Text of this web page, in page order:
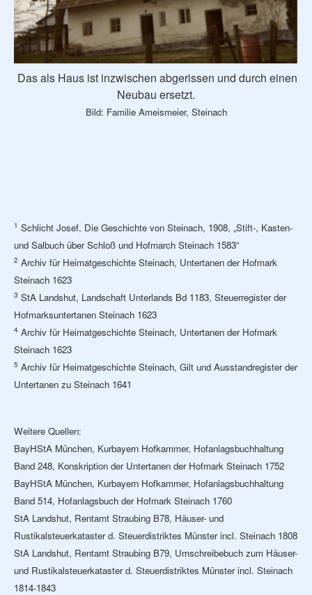
Das als Haus ist inzwischen abgerissen und durch einen
Neubau ersetzt.
Bild: Familie Ameismeier, Steinach
1 Schlicht Josef, Die Geschichte von Steinach, 1908, „Stift-, Kasten-
und Salbuch über Schloß und Hofmarch Steinach 1583“
2 Archiv für Heimatgeschichte Steinach, Untertanen der Hofmark
Steinach 1623
3 StA Landshut, Landschaft Unterlands Bd 1183, Steuerregister der
Hofmarksuntertanen Steinach 1623
4 Archiv für Heimatgeschichte Steinach, Untertanen der Hofmark
Steinach 1623
5 Archiv für Heimatgeschichte Steinach, Gilt und Ausstandregister der
Untertanen zu Steinach 1641
Weitere Quellen:
BayHStA München, Kurbayern Hofkammer, Hofanlagsbuchhaltung
Band 248, Konskription der Untertanen der Hofmark Steinach 1752
BayHStA München, Kurbayern Hofkammer, Hofanlagsbuchhaltung
Band 514, Hofanlagsbuch der Hofmark Steinach 1760
StA Landshut, Rentamt Straubing B78, Häuser- und
Rustikalsteuerkataster d. Steuerdistriktes Münster incl. Steinach 1808
StA Landshut, Rentamt Straubing B79, Umschreibebuch zum Häuser-
und Rustikalsteuerkataster d. Steuerdistriktes Münster incl. Steinach
1814-1843